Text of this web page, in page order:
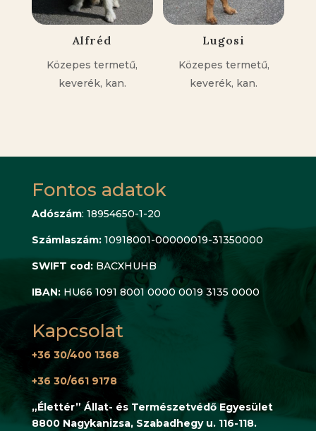
Alfréd
Közepes termetű,
keverék, kan.
Lugosi
Közepes termetű,
keverék, kan.
Fontos adatok
Adószám: 18954650-1-20
Számlaszám: 10918001-00000019-31350000
SWIFT cod: BACXHUHB
IBAN: HU66 1091 8001 0000 0019 3135 0000
Kapcsolat
+36 30/400 1368
+36 30/661 9178
„Élettér” Állat- és Természetvédő Egyesület
8800 Nagykanizsa, Szabadhegy u. 116-118.